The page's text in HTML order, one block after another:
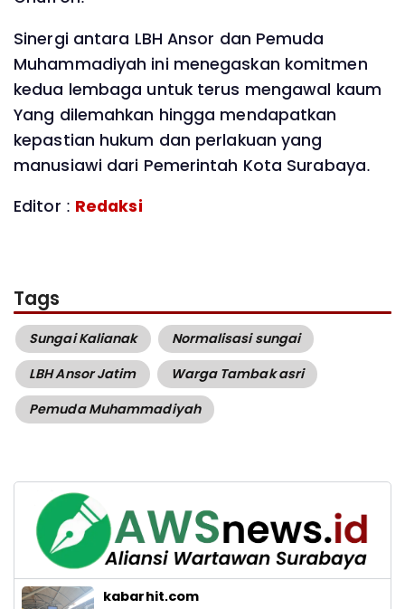
Sinergi antara LBH Ansor dan Pemuda
Muhammadiyah ini menegaskan komitmen
kedua lembaga untuk terus mengawal kaum
Yang dilemahkan hingga mendapatkan
kepastian hukum dan perlakuan yang
manusiawi dari Pemerintah Kota Surabaya.
Editor : Redaksi
Tags
Sungai Kalianak
Normalisasi sungai
LBH Ansor Jatim
Warga Tambak asri
Pemuda Muhammadiyah
kabarhit.com